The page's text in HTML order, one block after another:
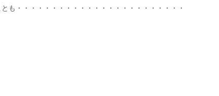
も・・・・・・・・・・・・・・・・・・・・・・・・